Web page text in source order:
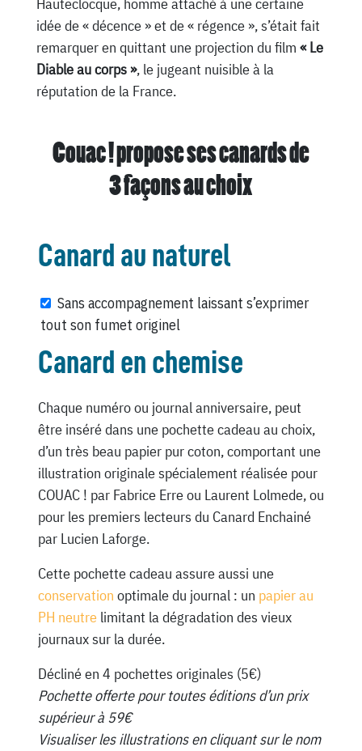
idée de « décence » et de « régence », s’était fait
remarquer en quittant une projection du film « Le
Diable au corps », le jugeant nuisible à la
réputation de la France.
Couac ! propose ses canards de
3 façons au choix
Canard au naturel
Sans accompagnement laissant s’exprimer
tout son fumet originel
Canard en chemise
Chaque numéro ou journal anniversaire, peut
être inséré dans une pochette cadeau au choix,
d’un très beau papier pur coton, comportant une
illustration originale spécialement réalisée pour
COUAC ! par Fabrice Erre ou Laurent Lolmede, ou
pour les premiers lecteurs du Canard Enchainé
par Lucien Laforge.
Cette pochette cadeau assure aussi une
conservation optimale du journal : un papier au
PH neutrelimitant la dégradation des vieux
journaux sur la durée.
Décliné en 4 pochettes originales (5€)
Pochette offerte pour toutes éditions d’un prix
supérieur à 59€
Visualiser les illustrations en cliquant sur le nom